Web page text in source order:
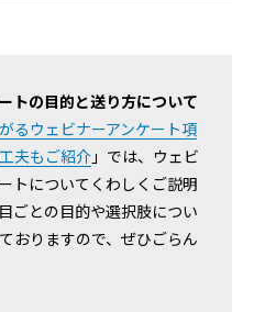
トの目的と送り方について
るウェビナーアンケート項
夫もご紹介 」では、ウェビ
トについてくわしくご説明
ごとの目的や選択肢につい
おりますので、ぜひごらん